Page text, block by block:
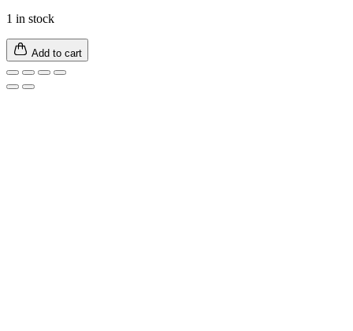
1 in stock
Add to cart